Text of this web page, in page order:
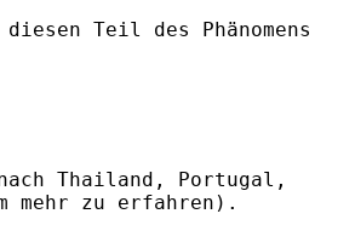
Teil des Phänomens
Thailand, Portugal,
mehr zu erfahren).